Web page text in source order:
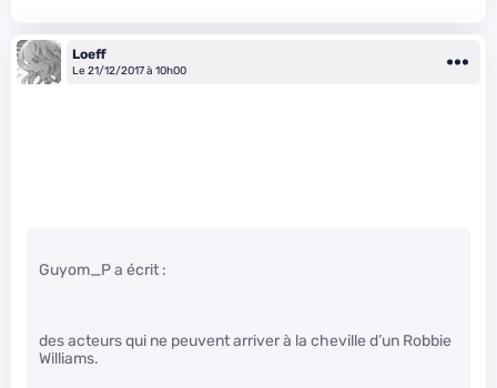
Loeff
Le 21/12/2017 à 10h00
Guyom_P a écrit :
des acteurs qui ne peuvent arriver à la cheville d’un Robbie
Williams.